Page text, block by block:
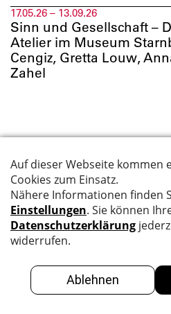
17.05.26 – 13.09.26
Sinn und Gesellschaft –
Atelier im Museum
Cengiz, Gretta Louw,
Zahel
Suche
Kontakt